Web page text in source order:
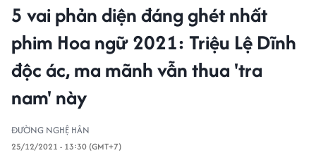
5 vai phản diện đáng ghét nhất
phim Hoa ngữ 2021: Triệu Lệ Dĩnh
độc ác, ma mãnh vẫn thua 'tra
nam' này
ĐƯỜNG NGHỆ HÂN
25/12/2021 - 13:30 (GMT+7)